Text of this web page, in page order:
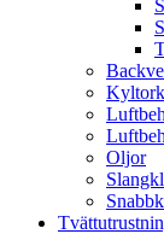
Oljor